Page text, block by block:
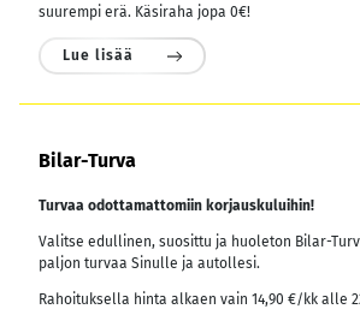
suurempi erä. Käsiraha jopa 0€!
Lue lisää
Bilar-Turva
Turvaa odottamattomiin korjauskuluihin!
Valitse edullinen, suosittu ja huoleton Bilar-
paljon turvaa Sinulle ja autollesi.
Rahoituksella hinta alkaen vain 14,90 €/kk alle